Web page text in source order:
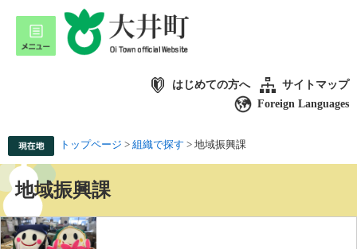
はじめての方へ
サイトマップ
Foreign Languages
トップページ > 組織で探す > 地域振興課
地域振興課